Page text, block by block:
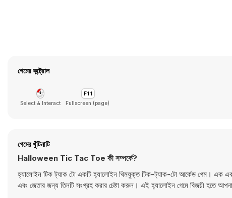
গেমের কন্ট্রোল
Select & Interact Fullscreen (page)
গেমের খুঁটিনাটি
Halloween Tic Tac Toe কী সম্পর্কে?
হ্যালোইন টিক ট্যাক টো একটি হ্যালোইন থিমযুক্ত টিক-ট্যাক-টো আর্কেড গেম। এক
এবং জেতার জন্য তিনটি সংগ্রহ করার চেষ্টা করুন। এই হ্যালোইন গেমে বিজয়ী হতে